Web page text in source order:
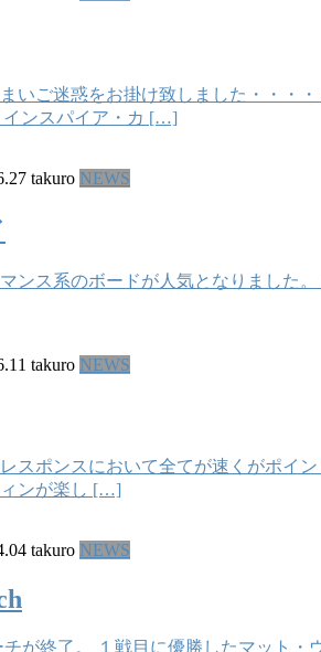
いご迷惑をお掛け致しました・・・
インスパイア・カ […]
takuro NEWS
ンス系のボードが人気となりました
takuro NEWS
スポンスにおいて全てが速くがポイ
ィンが楽し […]
takuro NEWS
が終了。 １戦目に優勝したマット